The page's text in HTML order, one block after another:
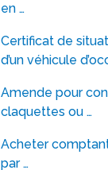
en …
Certificat de
d’un véhicule
Amende pour
claquettes ou …
Acheter
par …